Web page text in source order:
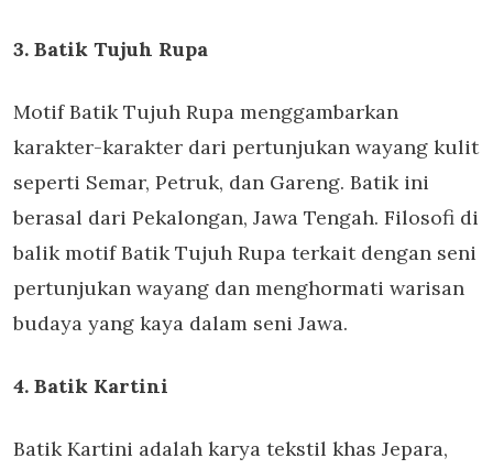
3. Batik Tujuh Rupa
Motif Batik Tujuh Rupa menggambarkan
karakter-karakter dari pertunjukan wayang kulit
seperti Semar, Petruk, dan Gareng. Batik ini
berasal dari Pekalongan, Jawa Tengah. Filosofi di
balik motif Batik Tujuh Rupa terkait dengan seni
pertunjukan wayang dan menghormati warisan
budaya yang kaya dalam seni Jawa.
4. Batik Kartini
Batik Kartini adalah karya tekstil khas Jepara,